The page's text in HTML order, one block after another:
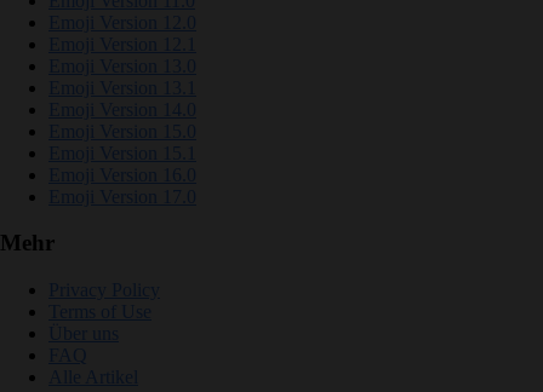
Emoji Version 12.0
Emoji Version 12.1
Emoji Version 13.0
Emoji Version 13.1
Emoji Version 14.0
Emoji Version 15.0
Emoji Version 15.1
Emoji Version 16.0
Emoji Version 17.0
Mehr
Privacy Policy
Terms of Use
Über uns
FAQ
Alle Artikel